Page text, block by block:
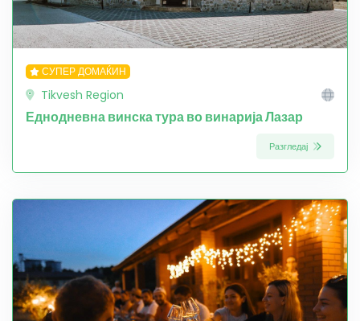
СУПЕР ДОМАЌИН
Tikvesh Region
Еднодневна винска тура во винарија Лазар
Разгледај